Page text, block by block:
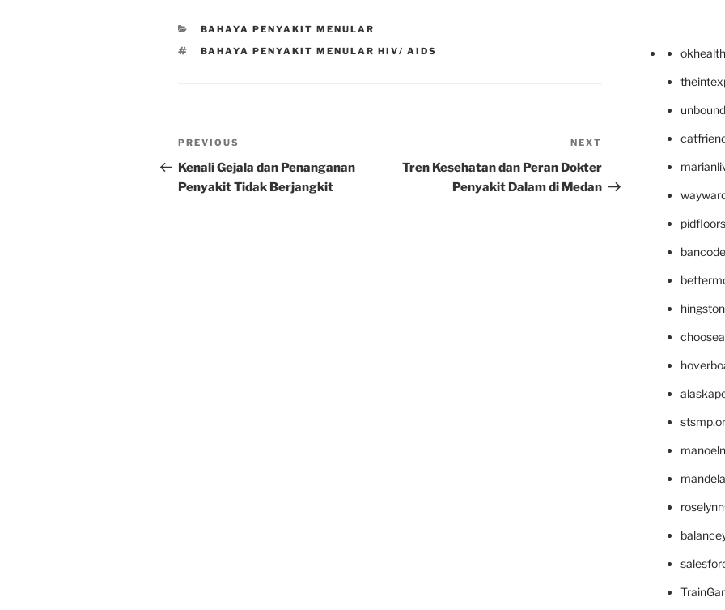
CATEGORIES
BAHAYA PENYAKIT MENULAR
TAGS
BAHAYA PENYAKIT MENULAR HIV/ AIDS
Post
navigation
Previous
Post
PREVIOUS
Kenali Gejala dan Penanganan
Penyakit Tidak Berjangkit
Post
NEXT
Tren Kesehatan dan Peran Dokter
Penyakit Dalam di Medan